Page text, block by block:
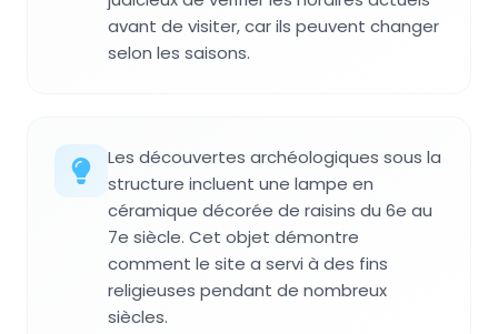
avant de visiter, car ils peuvent changer
selon les saisons.
Les découvertes archéologiques sous la
structure incluent une lampe en
céramique décorée de raisins du 6e au
7e siècle. Cet objet démontre
comment le site a servi à des fins
religieuses pendant de nombreux
siècles.